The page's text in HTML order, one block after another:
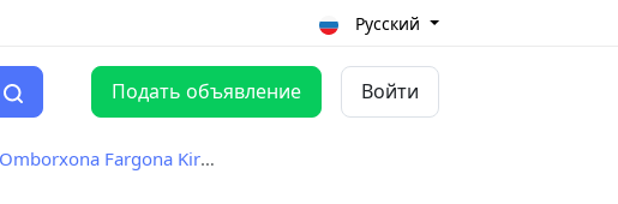
Русский
Подать объявление Войти
Fargona Kirgili